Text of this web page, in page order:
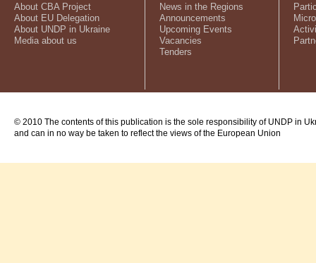
About CBA Project
About EU Delegation
About UNDP in Ukraine
Media about us
News in the Regions
Announcements
Upcoming Events
Vacancies
Tenders
© 2010 The contents of this publication is the sole responsibility of UNDP in
and can in no way be taken to reflect the views of the European Union